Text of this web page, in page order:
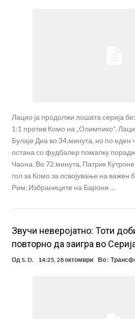
Лацио ја продолжи лошата серија
1:1 против Комо на „Олимпико“.
Булаје Диа во 34.минута, но по еден
остана со фудбалер помалку
Чаона. Во 72.минута, Патрик
гол за Комо за освојување на важен
Рим. Избраниците на Барони …
Звучи неверојатно: Тоти
повторно да заигра во
Од S. D. 14:25, 28 октомври Во :